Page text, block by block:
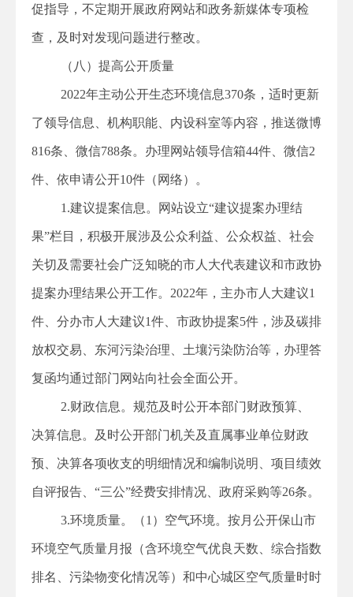
促指导，不定期开展政府网站和政务新媒体专项检
查，及时对发现问题进行整改。
（八）提高公开质量
2022年主动公开生态环境信息370条，适时更新
了领导信息、机构职能、内设科室等内容，推送微博
816条、微信788条。办理网站领导信箱44件、微信2
件、依申请公开10件（网络）。
1.建议提案信息。网站设立“建议提案办理结
果”栏目，积极开展涉及公众利益、公众权益、社会
关切及需要社会广泛知晓的市人大代表建议和市政协
提案办理结果公开工作。2022年，主办市人大建议1
件、分办市人大建议1件、市政协提案5件，涉及碳排
放权交易、东河污染治理、土壤污染防治等，办理答
复函均通过部门网站向社会全面公开。
2.财政信息。规范及时公开本部门财政预算、
决算信息。及时公开部门机关及直属事业单位财政
预、决算各项收支的明细情况和编制说明、项目绩效
自评报告、“三公”经费安排情况、政府采购等26条。
3.环境质量。（1）空气环境。按月公开保山市
环境空气质量月报（含环境空气优良天数、综合指数
排名、污染物变化情况等）和中心城区空气质量时时